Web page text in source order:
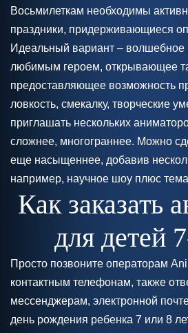
Восьмилеткам необходимы
праздники, придерживающиеся
Идеальный вариант – волшебное
любимым героем, открывающее
предоставляющее возможность
ловкость, смекалку, творческие
приглашать нескольких
сложнее, многограннее. Можно
еще насыщеннее, добавив
например, научное шоу плюс
Как заказать
для детей
Просто позвоните операторам
контактным телефонам, также
мессенджерам, электронной
день рождения ребенка 7 или 8